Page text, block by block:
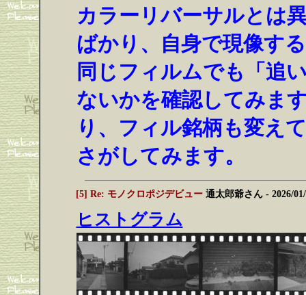
カラーリバーサルとは
ばかり、自身で現像す
同じフィルムでも「追
ないかを確認してみま
り、フィル銘柄も変え
さがしてみます。
[5] Re: モノクロポジデビュー 通太郎爺さん- 2026/
ヒストグラム